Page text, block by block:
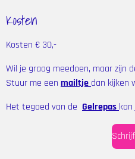
Kosten
Kosten € 30,-
Wil je graag meedoen, maar zijn
Stuur me een mailtje dan kijken
Het tegoed van de Gelrepas